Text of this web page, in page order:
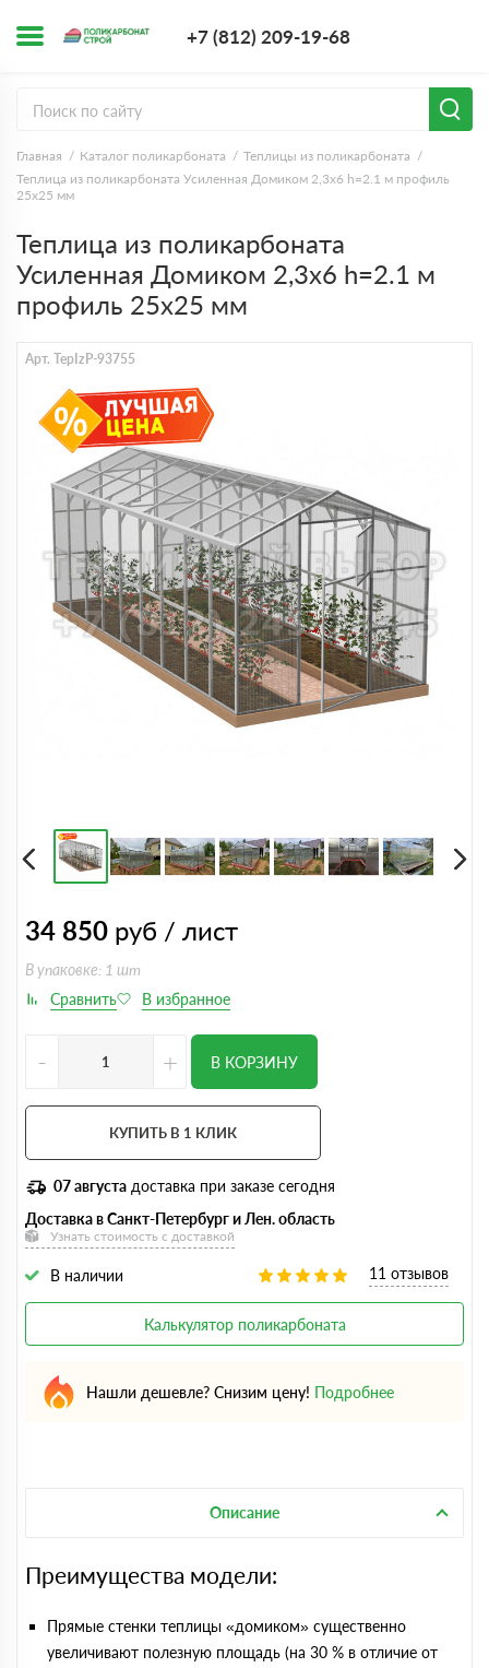
+7 (812) 209-19-68
Главная Каталог поликарбоната
Теплицы из поликарбоната
Теплица из поликарбоната Усиленная Домиком 2,3х6 h=2.1 м профиль
25х25 мм
Теплица из поликарбоната
Усиленная Домиком 2,3х6 h=2.1 м
профиль 25х25 мм
Арт. TepIzP-93755
34 850 руб / лист
В упаковке: 1 шт
- + В КОРЗИНУ
КУПИТЬ В 1 КЛИК
07 августа доставка при заказе сегодня
Доставка в Санкт-Петербург и Лен. область
Узнать стоимость с доставкой
В наличии 11 отзывов
Калькулятор поликарбоната
Нашли дешевле? Снизим цену! Подробнее
Описание
Преимущества модели:
Прямые стенки теплицы «домиком» существенно
увеличивают полезную площадь (на 30 % в отличие от